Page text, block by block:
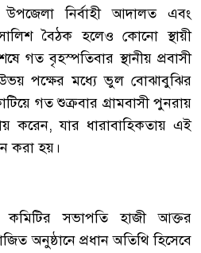
উপজেলা নির্বাহী আদালত এবং
সালিশ বৈঠক হলেও কোনো স্থায়ী
গত বৃহস্পতিবার স্থানীয় প্রবাসী
উভয় পক্ষের মধ্যে ভুল বোঝাবুঝির
গত শুক্রবার গ্রামবাসী পুনরায়
করেন, যার ধারাবাহিকতায় এই
করা হয়।
সভাপতি হাজী আক্তর
অনুষ্ঠানে প্রধান অতিথি হিসেবে